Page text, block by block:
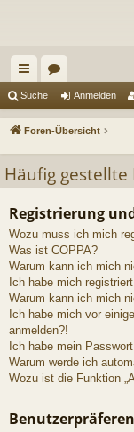
ch
ne
ug
en
Suche Anmelden
Foren-Übersicht
Häufig gestellte
Registrierung
Wozu muss ich mich
Was ist COPPA?
Warum kann ich mich
Ich habe mich
Warum kann ich mich
Ich habe mich vor
anmelden?!
Ich habe mein
Warum werde ich
Wozu ist die Funktion